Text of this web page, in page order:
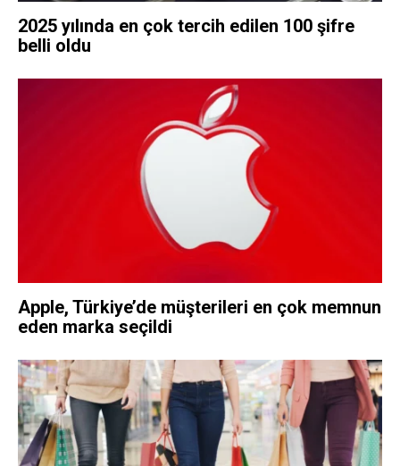
2025 yılında en çok tercih edilen 100 şifre
belli oldu
Apple, Türkiye’de müşterileri en çok memnun
eden marka seçildi